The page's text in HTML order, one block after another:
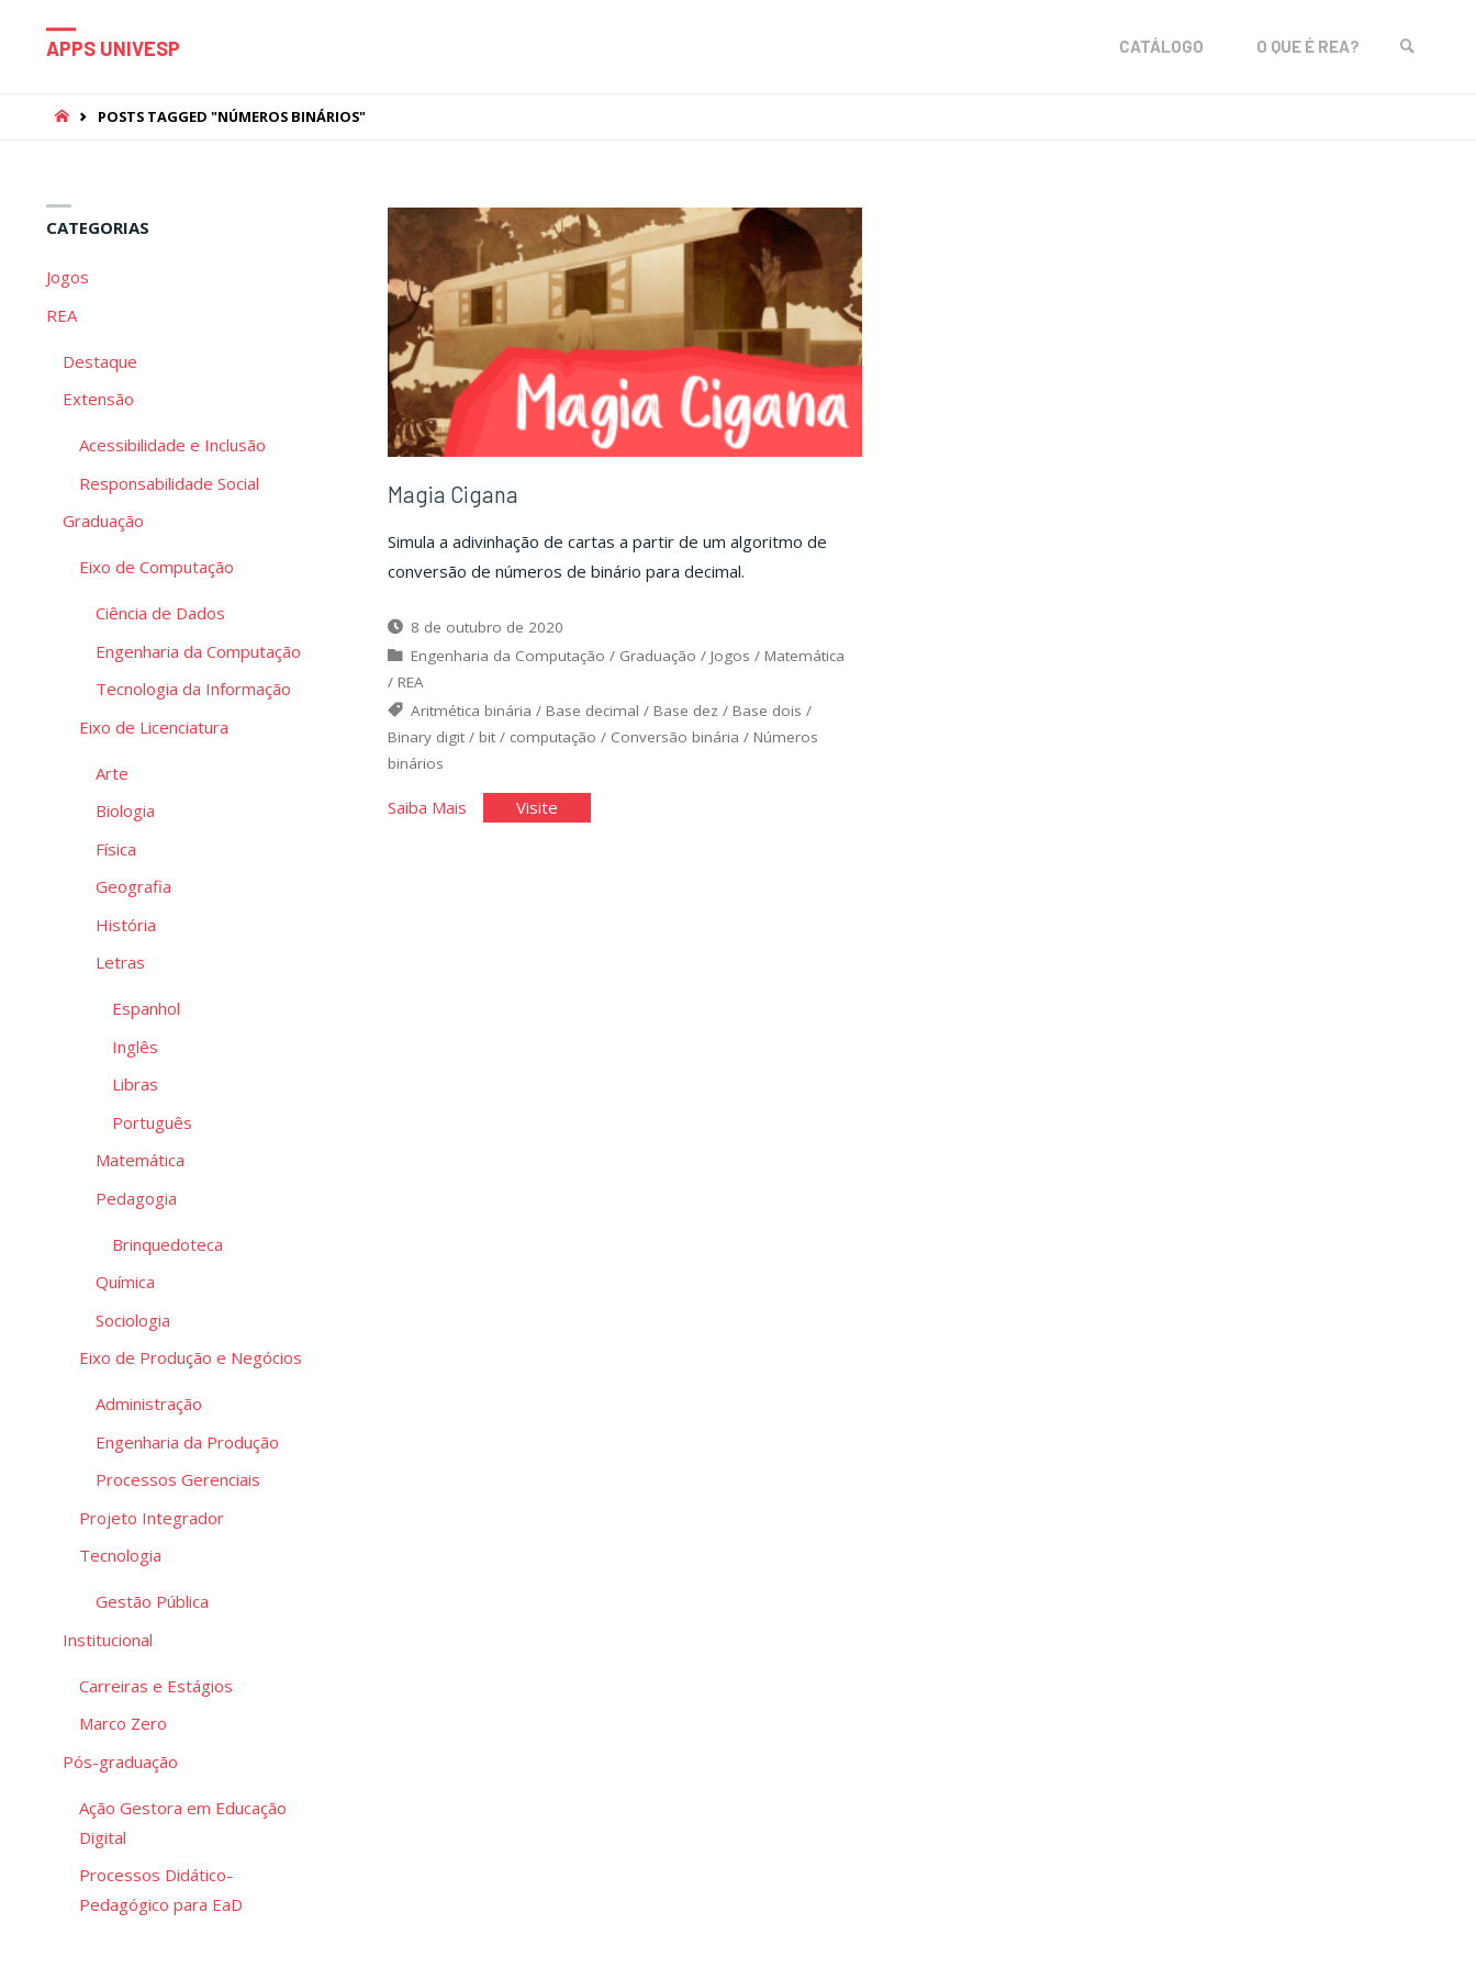
APPS UNIVESP CATÁLOGO O QUE É REA?
HOMEPOSTS TAGGED "NÚMEROS BINÁRIOS"
Magia Cigana
Simula a adivinhação de cartas a partir de um algoritmo de
conversão de números de binário para decimal.
8 de outubro de 2020
Engenharia da Computação / Graduação / Jogos / Matemática
/ REA
Aritmética binária / Base decimal / Base dez / Base dois /
Binary digit/ bit/ computação / Conversão binária / Números
binários
Saiba Mais"MagiaVisite"Magia
CATEGORIAS
Jogos
REA
Destaque
Extensão
Acessibilidade e Inclusão
Responsabilidade Social
Graduação
Eixo de Computação
Ciência de Dados
Engenharia da Computação
Tecnologia da Informação
Eixo de Licenciatura
Arte
Biologia
Física
Geografia
História
Letras
Espanhol
Inglês
Libras
Português
Matemática
Pedagogia
Brinquedoteca
Química
Sociologia
Eixo de Produção e Negócios
Administração
Engenharia da Produção
Processos Gerenciais
Projeto Integrador
Tecnologia
Gestão Pública
Institucional
Carreiras e Estágios
Marco Zero
Pós-graduação
Ação Gestora em Educação
Digital
Processos Didático-
Pedagógico para EaD